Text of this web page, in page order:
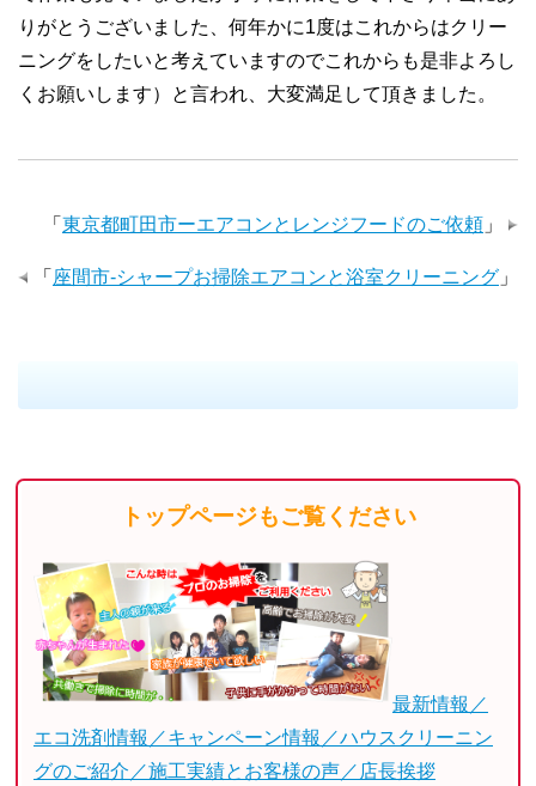
りがとうございました、何年かに1度はこれからはクリー
ニングをしたいと考えていますのでこれからも是非よろし
くお願いします）と言われ、大変満足して頂きました。
「 東京都町田市ーエアコンとレンジフードのご依頼 」
「 座間市-シャープお掃除エアコンと浴室クリーニング 」
トップページもご覧ください
最新情報／
エコ洗剤情報／キャンペーン情報／ハウスクリーニン
グのご紹介／施工実績とお客様の声／店長挨拶